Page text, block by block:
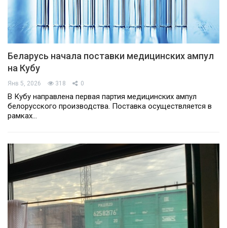
Беларусь начала поставки медицинских ампул
на Кубу
Янв 5, 2026 318 0
В Кубу направлена первая партия медицинских ампул
белорусского производства. Поставка осуществляется в
рамках…